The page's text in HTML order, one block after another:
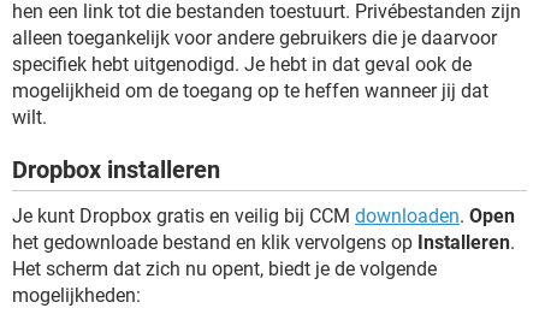
hen een link tot die bestanden toestuurt. Privébestanden zijn
alleen toegankelijk voor andere gebruikers die je daarvoor
specifiek hebt uitgenodigd. Je hebt in dat geval ook de
mogelijkheid om de toegang op te heffen wanneer jij dat
wilt.
Dropbox installeren
Je kunt Dropbox gratis en veilig bij CCM downloaden. Open
het gedownloade bestand en klik vervolgens op Installeren.
Het scherm dat zich nu opent, biedt je de volgende
mogelijkheden: